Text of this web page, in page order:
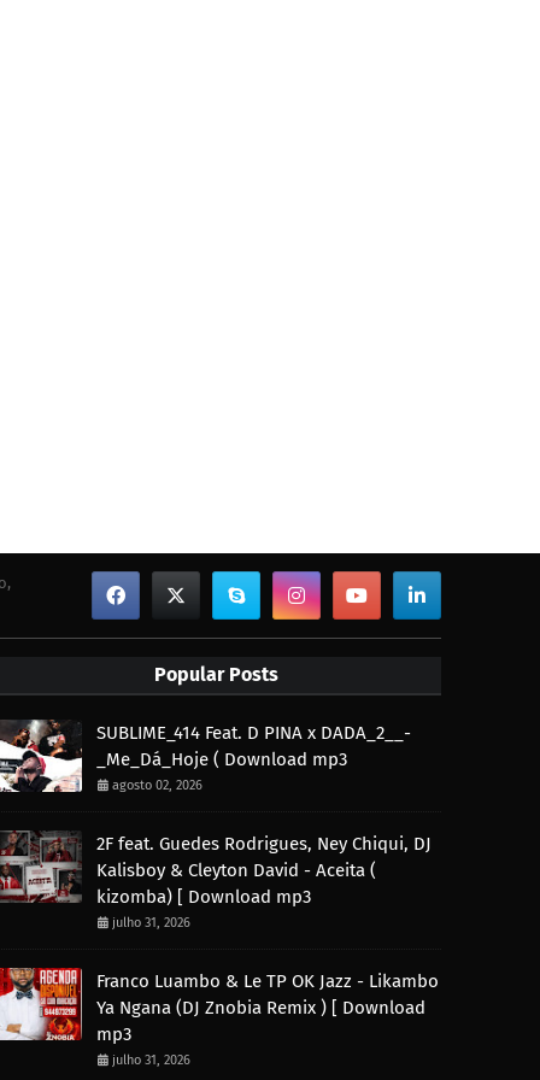
Popular Posts
SUBLIME_414 Feat. D PINA x DADA_2__-
_Me_Dá_Hoje ( Download mp3
agosto 02, 2026
2F feat. Guedes Rodrigues, Ney Chiqui, DJ
Kalisboy & Cleyton David - Aceita (
kizomba) [ Download mp3
julho 31, 2026
Franco Luambo & Le TP OK Jazz - Likambo
Ya Ngana (DJ Znobia Remix ) [ Download
mp3
julho 31, 2026